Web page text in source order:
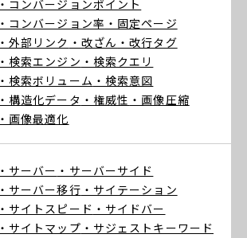
・コンバージョンポイント
・コンバージョン率 ・固定ページ
・外部リンク ・改ざん ・改行タグ
・検索エンジン ・検索クエリ
・検索ボリューム ・検索意図
・構造化データ ・権威性 ・画像圧縮
・画像最適化
・サーバー ・サーバーサイド
・サーバー移行 ・サイテーション
・サイトスピード ・サイドバー
・サイトマップ ・サジェストキーワード